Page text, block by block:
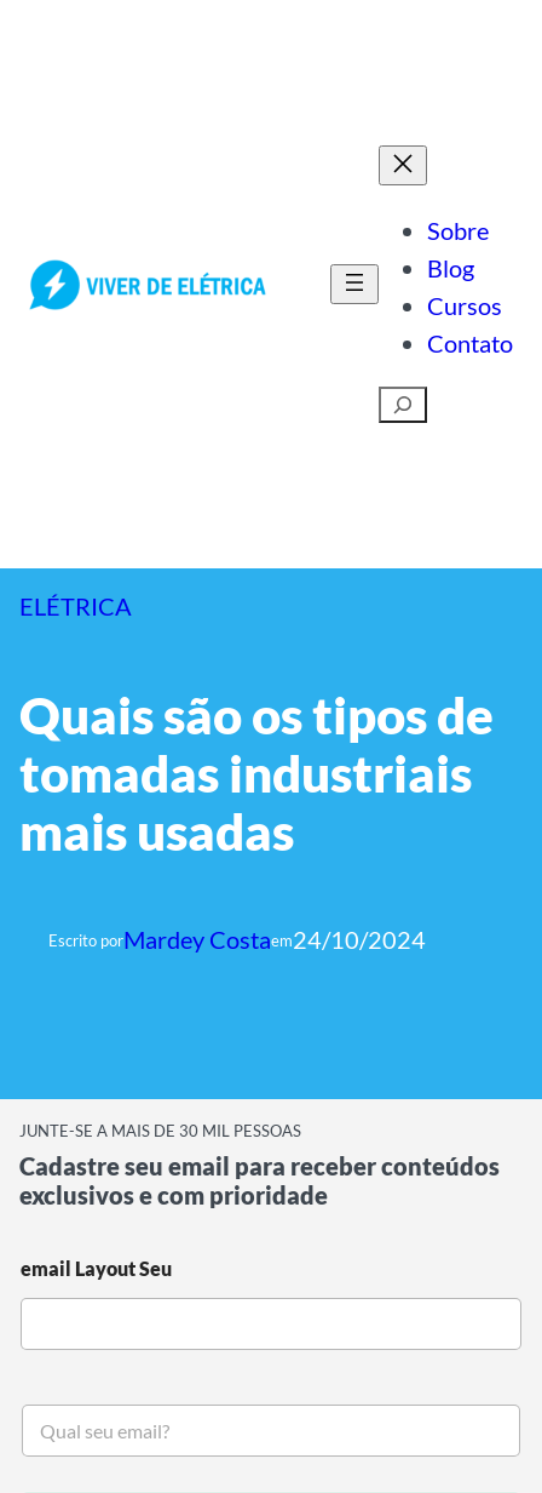
Sobre
Blog
Cursos
Contato
Pesquisar
ELÉTRICA
Quais são os tipos de
tomadas industriais
mais usadas
Escrito porMardey Costaem24/10/2024
JUNTE-SE A MAIS DE 30 MIL PESSOAS
Cadastre seu email para receber conteúdos
exclusivos e com prioridade
email Layout Seu
S
u